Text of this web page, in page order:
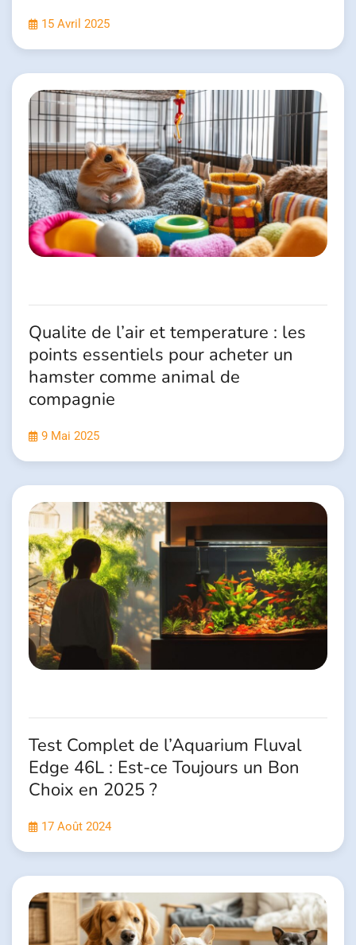
15 Avril 2025
Qualite de l’air et temperature : les
points essentiels pour acheter un
hamster comme animal de
compagnie
9 Mai 2025
Test Complet de l’Aquarium Fluval
Edge 46L : Est-ce Toujours un Bon
Choix en 2025 ?
17 Août 2024